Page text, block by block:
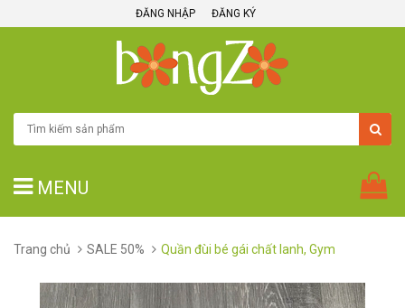
ĐĂNG NHẬP ĐĂNG KÝ
MENU
Trang chủ SALE 50% Quần đùi bé gái chất lanh, Gym